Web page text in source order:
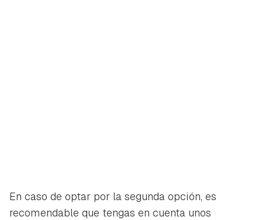
En caso de optar por la segunda opción, es
recomendable que tengas en cuenta unos